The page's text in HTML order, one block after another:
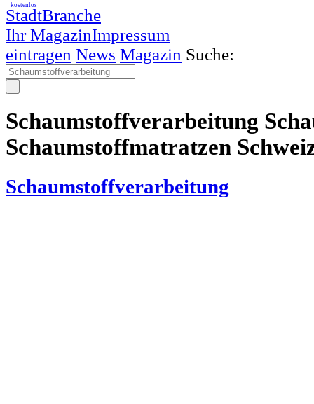
StadtBranche
Ihr MagazinImpressum
kostenlos
eintragen News Magazin Suche:
Schaumstoffverarbeitung
Schaumstoffmatratzen
Schaumstoffverarbeitung